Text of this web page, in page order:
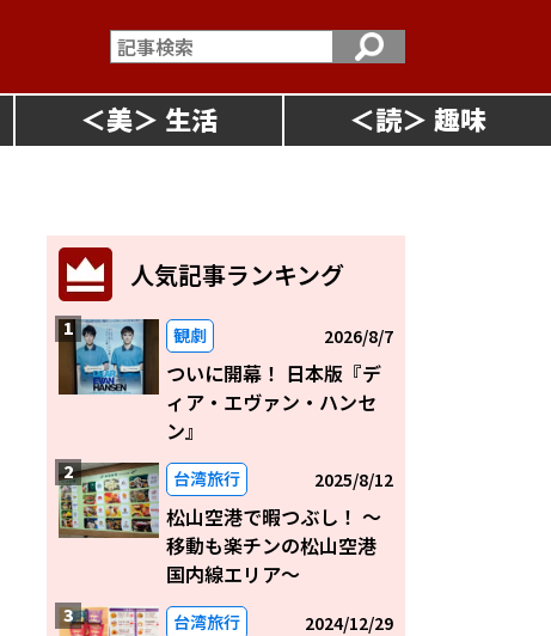
＜美＞ ＜読＞
人気記事ランキング
観劇 2026/8/7
ついに開幕！ 日本版『デ
ィア・エヴァン・ハンセ
ン』
台湾旅行 2025/8/12
松山空港で暇つぶし！ 〜
移動も楽チンの松山空港
国内線エリア～
台湾旅行 2024/12/29